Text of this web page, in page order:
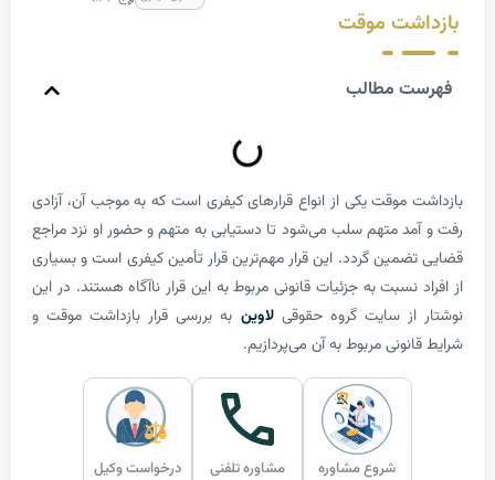
موقت
مطالب
یکی از انواع قرارهای کیفری است که به موجب آن، آزادی
متهم سلب می‌شود تا دستیابی به متهم و حضور او نزد مراجع
گردد. این قرار مهم‌ترین قرار تأمین کیفری است و بسیاری
به جزئیات قانونی مربوط به این قرار ناآگاه هستند. در این
سایت گروه حقوقی لاوین
به بررسی قرار بازداشت موقت و
مربوط به آن می‌پردازیم.
مشاوره تلفنی درخواست وکیل